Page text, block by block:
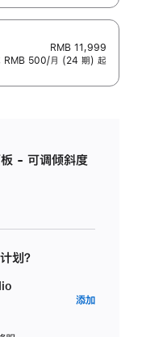
RMB 11,999
RMB 500/月 (24 期) 起
- 可调倾斜度
划？
添加